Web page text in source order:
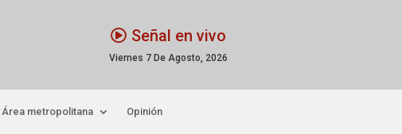
Señal en vivo
Viernes 7 De Agosto, 2026
Área metropolitana Opinión